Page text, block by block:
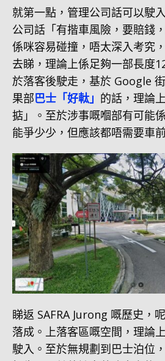
就第一點，管理公司話可以駛
公司話「有揩車風險，要賠錢
係咪容易碰撞，唔太深入考究
去睇，理論上係足夠一部長度
於落客後駛走，基於 Google
果部巴士「好軚」 的話，理論
掂」。至於涉事嘅嗰部有可能
能爭少少，但應該都唔需要車
睇返 SAFRA Jurong 嘅歷史，
落成。上落客區嘅空間，理論
駛入。至於無規劃到巴士泊位